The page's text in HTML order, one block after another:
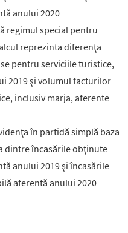
anului 2020
regimul special pentru
reprezinta diferenţa
pentru serviciile turistice,
2019 şi volumul facturilor
inclusiv marja, aferente
în partidă simplă baza
dintre încasările obţinute
anului 2019 şi încasările
aferentă anului 2020